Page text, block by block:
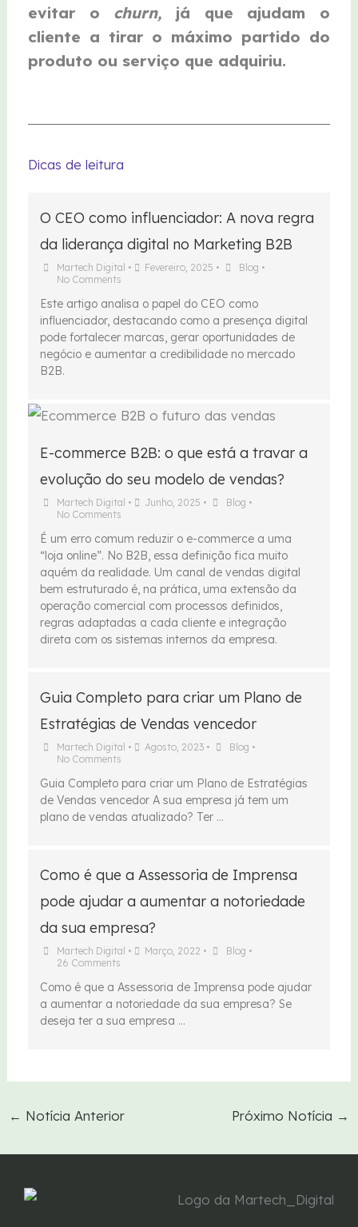
evitar o churn, já que ajudam o
cliente a tirar o máximo partido do
produto ou serviço que adquiriu.
Dicas de leitura
O CEO como influenciador: A nova regra
da liderança digital no Marketing B2B
Martech Digital • Fevereiro, 2025 • Blog •
No Comments
Este artigo analisa o papel do CEO como
influenciador, destacando como a presença digital
pode fortalecer marcas, gerar oportunidades de
negócio e aumentar a credibilidade no mercado
B2B.
E-commerce B2B: o que está a travar a
evolução do seu modelo de vendas?
Martech Digital • Junho, 2025 • Blog •
No Comments
É um erro comum reduzir o e-commerce a uma
“loja online”. No B2B, essa definição fica muito
aquém da realidade. Um canal de vendas digital
bem estruturado é, na prática, uma extensão da
operação comercial com processos definidos,
regras adaptadas a cada cliente e integração
direta com os sistemas internos da empresa.
Guia Completo para criar um Plano de
Estratégias de Vendas vencedor
Martech Digital • Agosto, 2023 • Blog •
No Comments
Guia Completo para criar um Plano de Estratégias
de Vendas vencedor A sua empresa já tem um
plano de vendas atualizado? Ter …
Como é que a Assessoria de Imprensa
pode ajudar a aumentar a notoriedade
da sua empresa?
Martech Digital • Março, 2022 • Blog •
26 Comments
Como é que a Assessoria de Imprensa pode ajudar
a aumentar a notoriedade da sua empresa? Se
deseja ter a sua empresa …
← Notícia Anterior Próximo Notícia →